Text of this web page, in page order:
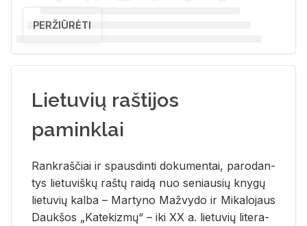
PERŽIŪRĖTI
Lietuvių raštijos
paminklai
Rank­raš­čiai ir spaus­din­ti do­ku­men­tai, pa­ro­dan­
tys lie­tu­viš­kų raš­tų rai­dą nuo se­niau­sių kny­gų
lie­tu­vių kal­ba – Mar­ty­no Ma­žvy­do ir Mi­ka­lo­jaus
Dauk­šos „Ka­te­kiz­mų“ – iki XX a. lie­tu­vių li­te­ra­